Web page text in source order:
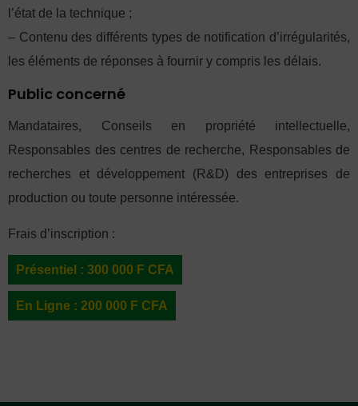
l’état de la technique ;
– Contenu des différents types de notification d’irrégularités,
les éléments de réponses à fournir y compris les délais.
Public concerné
Mandataires, Conseils en propriété intellectuelle,
Responsables des centres de recherche, Responsables de
recherches et développement (R&D) des entreprises de
production ou toute personne intéressée.
Frais d’inscription :
Présentiel : 300 000 F CFA
En Ligne : 200 000 F CFA